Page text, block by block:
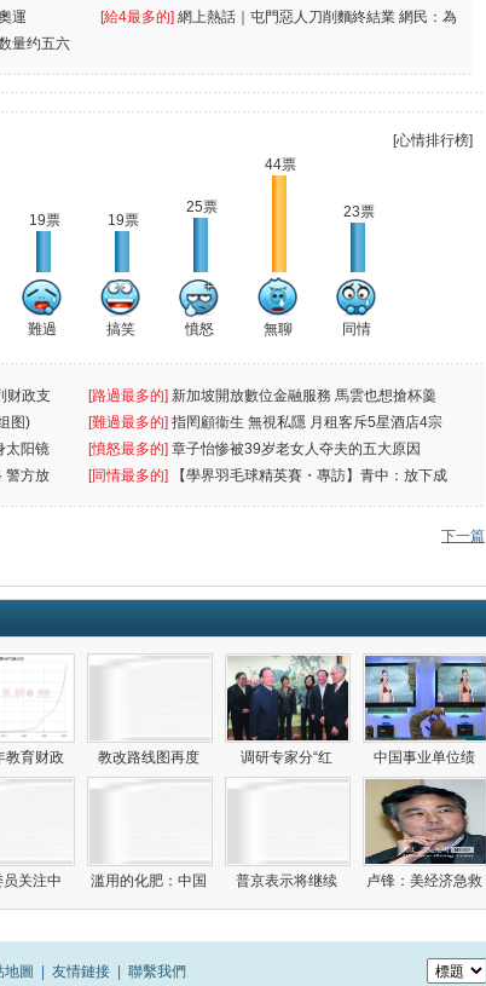
運 [給4最多的] 網上熱話｜屯門惡人刀削麵終結業 網民：為
量约五六
[心情排行榜]
19票
難過
19票
搞笑
25票
憤怒
44票
無聊
23票
同情
财政支
[路過最多的] 新加坡開放數位金融服務 馬雲也想搶杯羹
图) [難過最多的] 指罔顧衞生 無視私隱 月租客斥5星酒店4宗
罪
太阳镜
[憤怒最多的] 章子怡惨被39岁老女人夺夫的五大原因
警方放
[同情最多的]
【學界羽毛球精英賽・專訪】青中：放下成
下一篇
教育财政 教改路线图再度 调研专家分“红 中国事业单位绩
关注中 滥用的化肥：中国 普京表示将继续 卢锋：美经济急救
地圖 | 友情鏈接 | 聯繫我們